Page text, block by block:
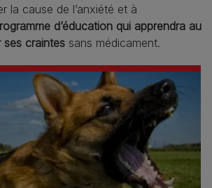
la cause de l’anxiété et à
d’éducation qui apprendra au
ses craintes sans médicament.